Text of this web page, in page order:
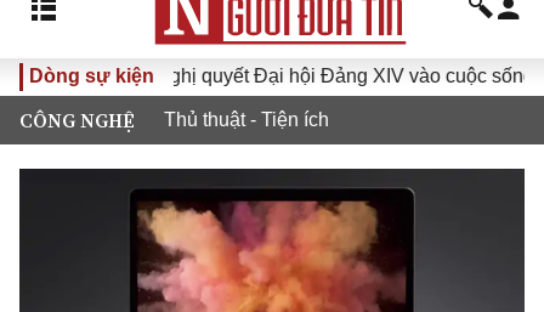
Dòng sự kiện
Đưa Nghị quyết Đại hội Đảng XIV vào cuộc sống
CÔNG NGHỆ Thủ thuật - Tiện ích